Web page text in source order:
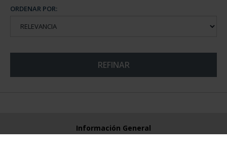
ORDENAR POR:
REFINAR
Información General